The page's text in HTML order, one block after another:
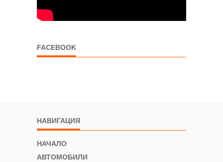
FACEBOOK
НАВИГАЦИЯ
НАЧАЛО
АВТОМОБИЛИ